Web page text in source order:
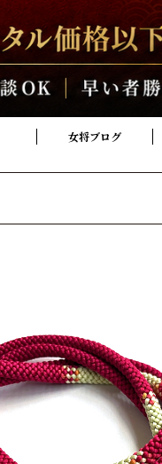
女将ブログ